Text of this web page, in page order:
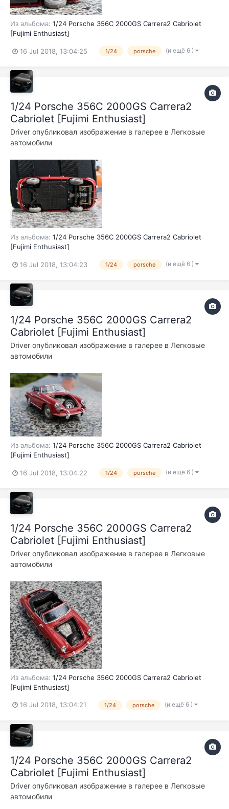
Из альбома: 1/24 Porsche 356C 2000GS Carrera2 Cabriolet
[Fujimi Enthusiast]
16 Jul 2018, 13:04:25 1/24 porsche (и ещё 6 )
1/24 Porsche 356C 2000GS Carrera2
Cabriolet [Fujimi Enthusiast]
Driver опубликовал изображение в галерее в Легковые
автомобили
Из альбома: 1/24 Porsche 356C 2000GS Carrera2 Cabriolet
[Fujimi Enthusiast]
16 Jul 2018, 13:04:23 1/24 porsche (и ещё 6 )
1/24 Porsche 356C 2000GS Carrera2
Cabriolet [Fujimi Enthusiast]
Driver опубликовал изображение в галерее в Легковые
автомобили
Из альбома: 1/24 Porsche 356C 2000GS Carrera2 Cabriolet
[Fujimi Enthusiast]
16 Jul 2018, 13:04:22 1/24 porsche (и ещё 6 )
1/24 Porsche 356C 2000GS Carrera2
Cabriolet [Fujimi Enthusiast]
Driver опубликовал изображение в галерее в Легковые
автомобили
Из альбома: 1/24 Porsche 356C 2000GS Carrera2 Cabriolet
[Fujimi Enthusiast]
16 Jul 2018, 13:04:21 1/24 porsche (и ещё 6 )
1/24 Porsche 356C 2000GS Carrera2
Cabriolet [Fujimi Enthusiast]
Driver опубликовал изображение в галерее в Легковые
автомобили